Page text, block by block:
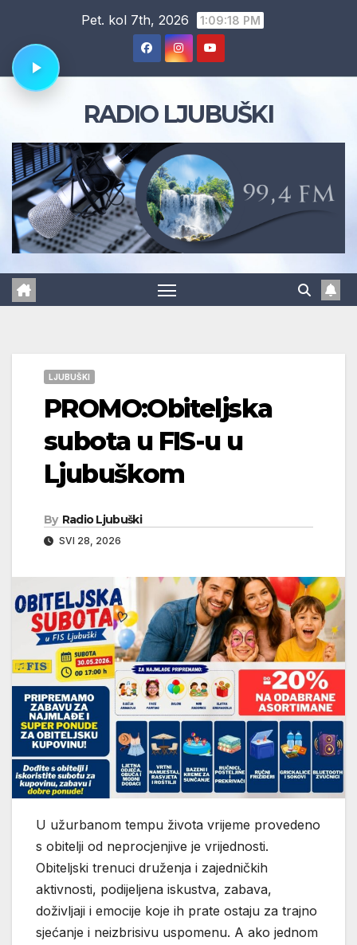
content
Pet. kol 7th, 2026 1:09:19 PM
RADIO LJUBUŠKI
LJUBUŠKI
PROMO:Obiteljska
subota u FIS-u u
Ljubuškom
By Radio Ljubuški
SVI 28, 2026
U užurbanom tempu života vrijeme provedeno
s obitelji od neprocjenjive je vrijednosti.
Obiteljski trenuci druženja i zajedničkih
aktivnosti, podijeljena iskustva, zabava,
doživljaji i emocije koje ih prate ostaju za trajno
sjećanje i neizbrisivu uspomenu. A ako jednom